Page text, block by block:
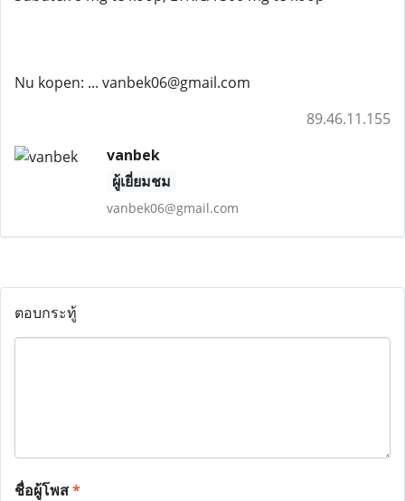
Nu kopen: ... vanbek06@gmail.com
89.46.11.155
vanbek
ผู้เยี่ยมชม
vanbek06@gmail.com
ตอบกระทู้
ชื่อผู้โพส*